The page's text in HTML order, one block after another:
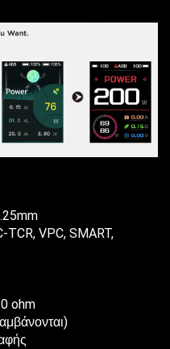
TCR, VPC, SMART,
ohm